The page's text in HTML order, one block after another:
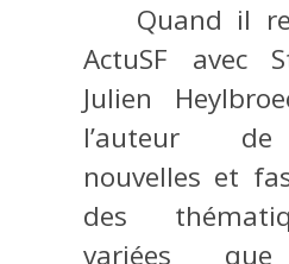
Quand il
ActuSF avec
Julien
l’auteur
nouvelles et
des
variées que